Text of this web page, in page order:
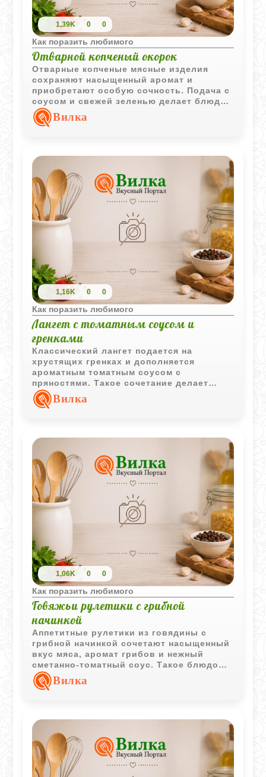
1,39K 0 0
Как поразить любимого
Отварной копченый окорок
Отварные копченые мясные изделия
сохраняют насыщенный аромат и
приобретают особую сочность. Подача с
соусом и свежей зеленью делает блюдо
подходящим как для повседневного, так
и для праздничного стола.
Вилка
1,16K 0 0
Как поразить любимого
Лангет с томатным соусом и
гренками
Классический лангет подается на
хрустящих гренках и дополняется
ароматным томатным соусом с
пряностями. Такое сочетание делает
блюдо выразительным и отлично
подходит для полноценного горячего
Вилка
1,06K 0 0
Как поразить любимого
Говяжьи рулетики с грибной
начинкой
Аппетитные рулетики из говядины с
грибной начинкой сочетают насыщенный
вкус мяса, аромат грибов и нежный
сметанно-томатный соус. Такое блюдо
одинаково уместно и для семейного
ужина, и для праздничного стола.
Вилка